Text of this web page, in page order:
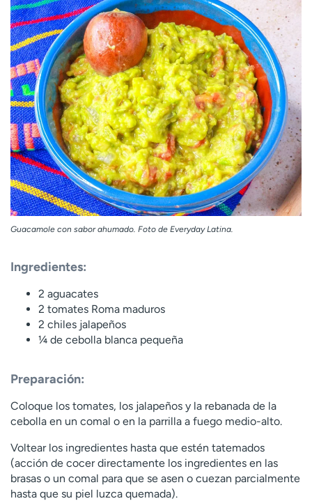
Guacamole con sabor ahumado. Foto de Everyday Latina.
Ingredientes:
2 aguacates
2 tomates Roma maduros
2 chiles jalapeños
¼ de cebolla blanca pequeña
Preparación:
Coloque los tomates, los jalapeños y la rebanada de la
cebolla en un comal o en la parrilla a fuego medio-alto.
Voltear los ingredientes hasta que estén tatemados
(acción de cocer directamente los ingredientes en las
brasas o un comal para que se asen o cuezan parcialmente
hasta que su piel luzca quemada).